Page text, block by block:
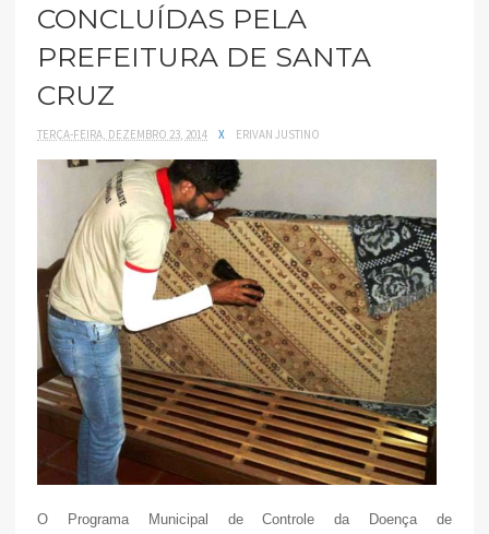
CONCLUÍDAS PELA
PREFEITURA DE SANTA
CRUZ
TERÇA-FEIRA, DEZEMBRO 23, 2014 X ERIVAN JUSTINO
O Programa Municipal de Controle da Doença de